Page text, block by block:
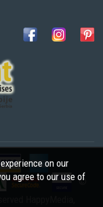
©
on our
agree to our use of